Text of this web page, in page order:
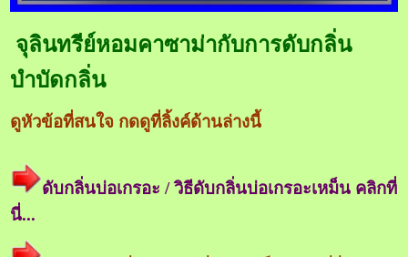
จุลินทรีย์หอมคาซาม่ากับการดับกลิ่น
บำบัดกลิ่น
ดูหัวข้อที่สนใจ กดดูที่ลิ้งค์ด้านล่างนี้
ดับกลิ่นบ่อเกรอะ / วิธีดับกลิ่นบ่อเกรอะเหม็น คลิกที่
นี่...